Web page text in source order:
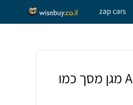
zap cars
[2 יחידות] Apple iPad Air 11 (2024) מגן מסך כמו